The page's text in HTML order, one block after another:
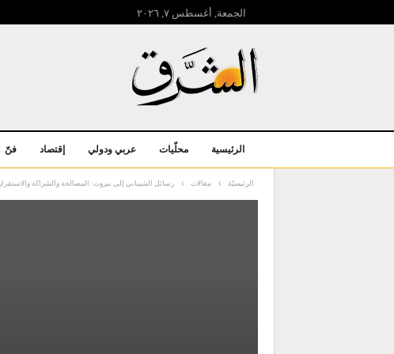
الجمعة, أغسطس ۷, ۲۰۲٦
الرئيسية محلّيات عربي ودولي إقتصاد فنّ
الرئيسيّة مقالات رسائل الشيباني إلى بيروت: المصالحة والشراكة والاستقرار